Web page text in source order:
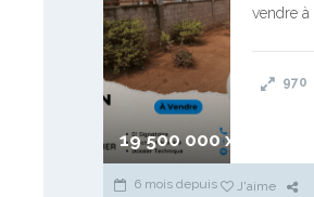
19 500 000 xaf
vendre à
970
6 mois depuis J'aime